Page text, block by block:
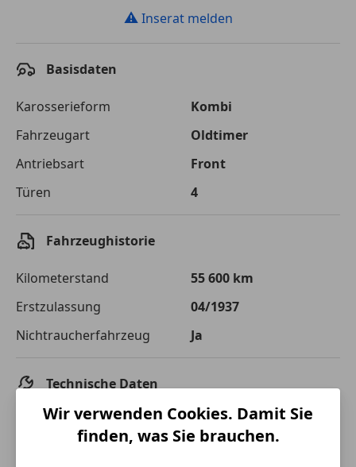
⚠ Inserat melden
Basisdaten
Karosserieform
Kombi
Fahrzeugart
Oldtimer
Antriebsart
Front
Türen
4
Fahrzeughistorie
Kilometerstand
55 600 km
Erstzulassung
04/1937
Nichtraucherfahrzeug
Ja
Technische Daten
Leistung
63 kW (86 PS)
Wir verwenden Cookies. Damit Sie
finden, was Sie brauchen.